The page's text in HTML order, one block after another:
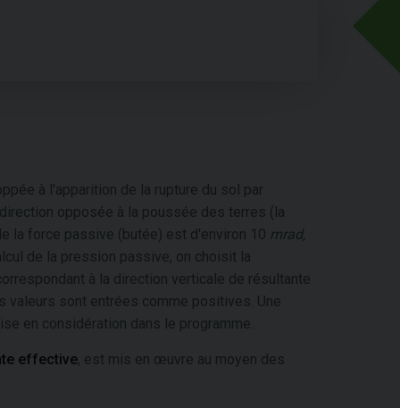
à l'apparition de la rupture du sol par
opposée à la poussée des terres (la
la force passive (butée) est d'environ 10 mrad,
de la pression passive, on choisit la
à la direction verticale de résultante
valeurs sont entrées comme positives. Une
en considération dans le programme.
effective, est mis en œuvre au moyen des